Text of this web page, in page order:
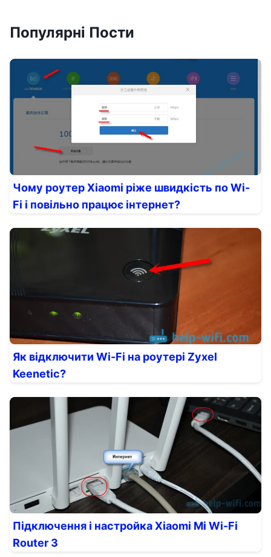
Популярні Пости
Чому роутер Xiaomi ріже швидкість по Wi-
Fi і повільно працює інтернет?
Як відключити Wi-Fi на роутері Zyxel
Keenetic?
Підключення і настройка Xiaomi Mi Wi-Fi
Router 3